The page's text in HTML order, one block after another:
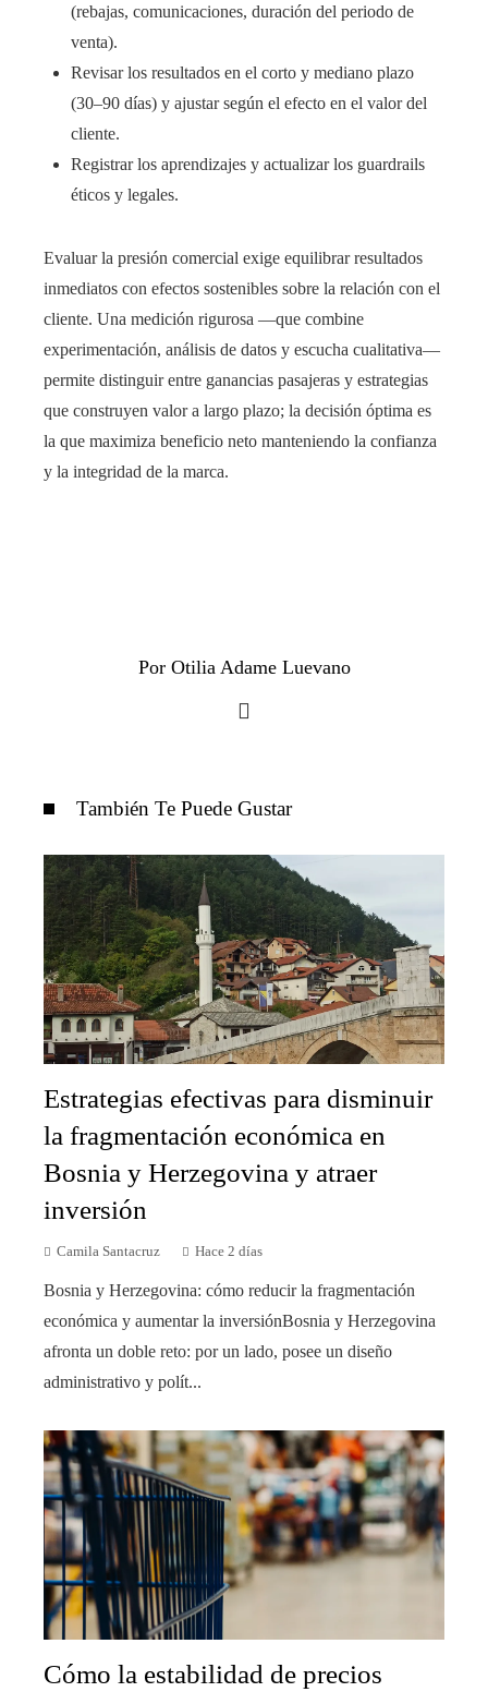
(rebajas, comunicaciones, duración del periodo de
venta).
Revisar los resultados en el corto y mediano plazo
(30–90 días) y ajustar según el efecto en el valor del
cliente.
Registrar los aprendizajes y actualizar los guardrails
éticos y legales.
Evaluar la presión comercial exige equilibrar resultados
inmediatos con efectos sostenibles sobre la relación con el
cliente. Una medición rigurosa —que combine
experimentación, análisis de datos y escucha cualitativa—
permite distinguir entre ganancias pasajeras y estrategias
que construyen valor a largo plazo; la decisión óptima es
la que maximiza beneficio neto manteniendo la confianza
y la integridad de la marca.
Por Otilia Adame Luevano
También Te Puede Gustar
Estrategias efectivas para disminuir
la fragmentación económica en
Bosnia y Herzegovina y atraer
inversión
Camila Santacruz Hace 2 días
Bosnia y Herzegovina: cómo reducir la fragmentación
económica y aumentar la inversiónBosnia y Herzegovina
afronta un doble reto: por un lado, posee un diseño
administrativo y polít...
Cómo la estabilidad de precios